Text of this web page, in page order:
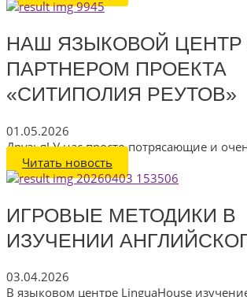
НАШ ЯЗЫКОВОЙ ЦЕНТР
ПАРТНЕРОМ ПРОЕКТА
«СИТИПОЛИЯ РЕУТОВ»
01.05.2026
Друзья! У нас просто потрясающие и
Читать новость
ИГРОВЫЕ МЕТОДИКИ В
ИЗУЧЕНИИ
03.04.2026
В языковом центре LinguaHouse